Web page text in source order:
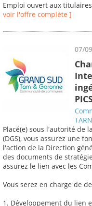
Emploi ouvert aux
voir l'offre complète ]
07/
Placé(e) sous l'autorité de
(DGS), vous assurez une
l'action de la Direction
des documents de
assurez le lien avec les
Vous serez en charge de
1. Développement du lien